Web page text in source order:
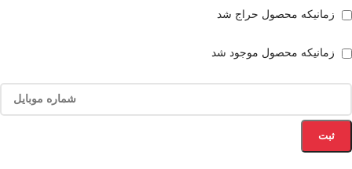
زمانیکه محصول حراج شد
زمانیکه محصول موجود شد
ثبت